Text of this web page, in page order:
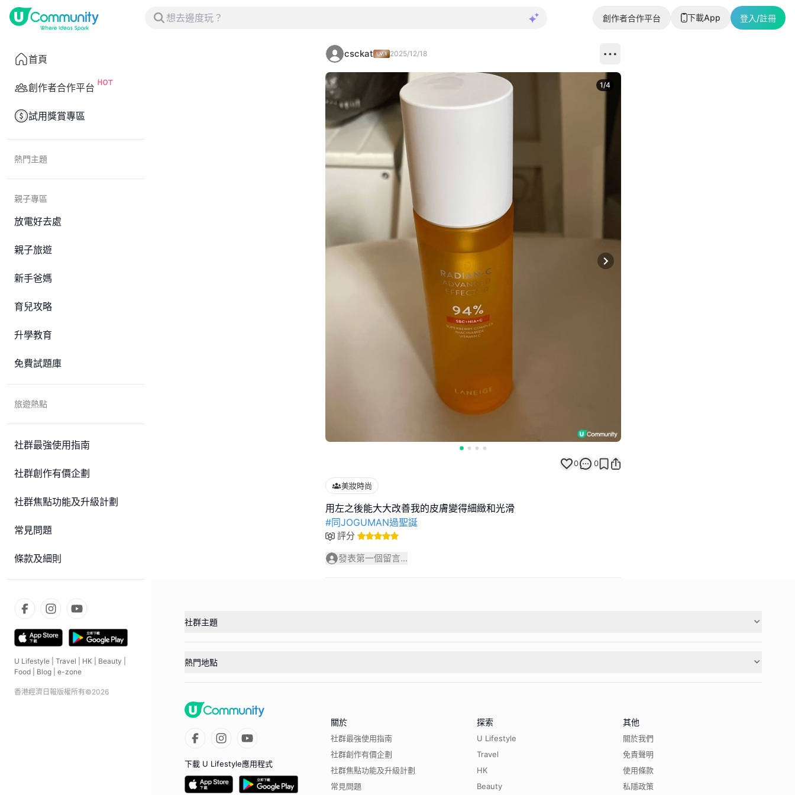
創作者合作平台 下載App 登入/註冊
首頁
創作者合作平台
試用獎賞專區
熱門主題
親子專區
放電好去處
親子旅遊
新手爸媽
育兒攻略
升學教育
免費試題庫
旅遊熱點
社群最強使用指南
社群創作有價企劃
社群焦點功能及升級計劃
常見問題
條款及細則
U Lifestyle Travel HK Beauty
Food
Blog e-zone
香港經濟日報版權所有©2026
csckat 2025/12/18
Next slide
1/4
0 0
美妝時尚
#同JOGUMAN過聖誕
評分
發表第一個留言...
社群主題
熱門地點
下載 U Lifestyle應用程式
關於
社群最強使用指南
社群創作有價企劃
社群焦點功能及升級計劃
常見問題
探索
U Lifestyle
Travel
HK
Beauty
其他
關於我們
免責聲明
使用條款
私隱政策